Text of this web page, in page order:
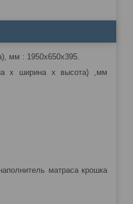
мм : 1950х650х395.
х ширина х высота)
,мм
матраса крошка